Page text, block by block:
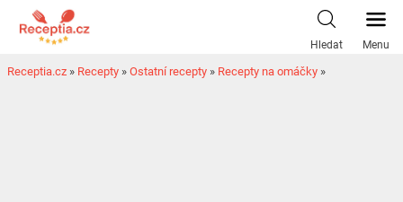
Hledat Menu
Receptia.cz » Recepty » Ostatní recepty » Recepty na omáčky »